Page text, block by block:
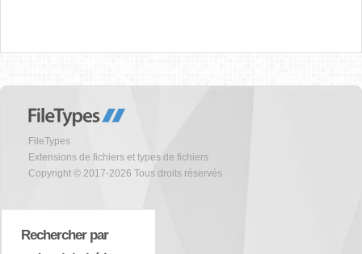
FileTypes
Extensions de fichiers et types de fichiers
Copyright © 2017-2026 Tous droits réservés
Rechercher par